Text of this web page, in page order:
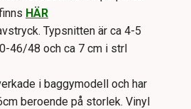
HÄR
Typsnitten är ca 4-5
46/48 och ca 7 cm i strl
i baggymodell och har
beroende på storlek. Vinyl